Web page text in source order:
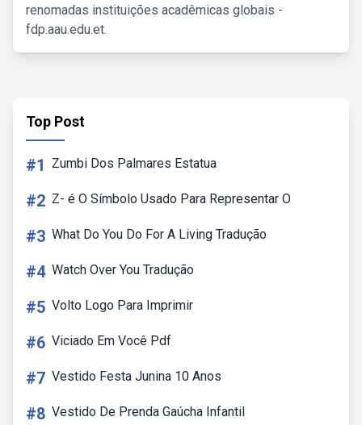
renomadas instituições acadêmicas globais -
fdp.aau.edu.et.
Top Post
#1 Zumbi Dos Palmares Estatua
#2 Z- é O Símbolo Usado Para Representar O
#3 What Do You Do For A Living Tradução
#4 Watch Over You Tradução
#5 Volto Logo Para Imprimir
#6 Viciado Em Você Pdf
#7 Vestido Festa Junina 10 Anos
#8 Vestido De Prenda Gaúcha Infantil